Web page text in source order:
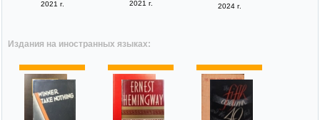
2021 г. 2021 г. 2024 г.
Издания на иностранных языках: